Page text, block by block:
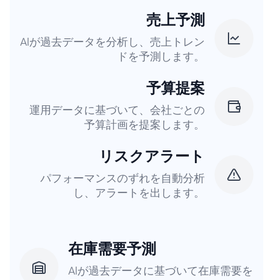
売上予測
AIが過去データを分析し、売上トレン
ドを予測します。
予算提案
運用データに基づいて、会社ごとの
予算計画を提案します。
リスクアラート
パフォーマンスのずれを自動分析
し、アラートを出します。
在庫需要予測
AIが過去データに基づいて在庫需要を